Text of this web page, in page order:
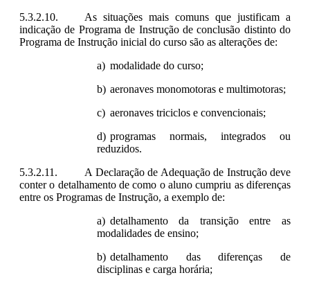
As situações mais comuns que justificam a
indicação de Programa de Instrução de conclusão distinto do
Programa de Instrução inicial do curso são as alterações de:
modalidade do curso;
aeronaves monomotoras e multimotoras;
aeronaves triciclos e convencionais;
programas normais, integrados ou
reduzidos.
A Declaração de Adequação de Instrução deve
conter o detalhamento de como o aluno cumpriu as diferenças
entre os Programas de Instrução, a exemplo de:
detalhamento da transição entre as
modalidades de ensino;
detalhamento das diferenças de
disciplinas e carga horária;